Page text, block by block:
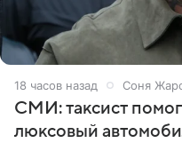
18 часов назад Соня
СМИ: таксист помог
люксовый